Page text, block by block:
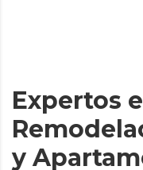
Expertos
y